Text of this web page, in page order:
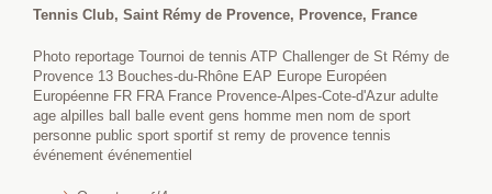
Tennis Club, Saint Rémy de Provence, Provence, France
Photo reportage Tournoi de tennis ATP Challenger de St Rémy de
Provence 13 Bouches-du-Rhône EAP Europe Européen
Européenne FR FRA France Provence-Alpes-Cote-d'Azur adulte
age alpilles ball balle event gens homme men nom de sport
personne public sport sportif st remy de provence tennis
événement événementiel